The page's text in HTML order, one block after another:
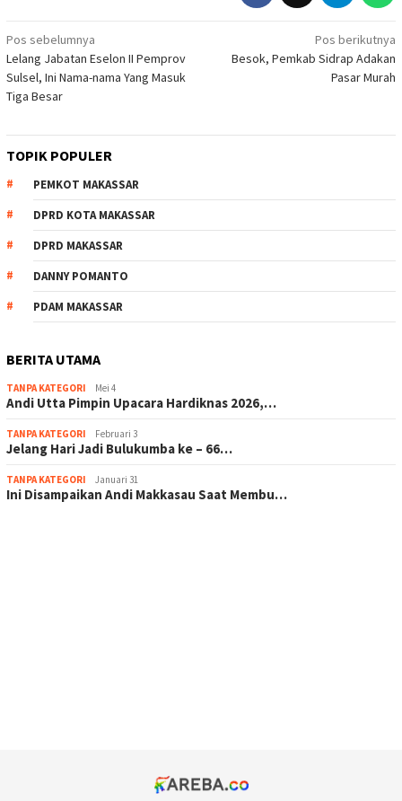
Navigasi
pos
Pos sebelumnya
Lelang Jabatan Eselon II Pemprov
Sulsel, Ini Nama-nama Yang Masuk
Tiga Besar
Pos berikutnya
Besok, Pemkab Sidrap Adakan
Pasar Murah
TOPIK POPULER
PEMKOT MAKASSAR
DPRD KOTA MAKASSAR
DPRD MAKASSAR
DANNY POMANTO
PDAM MAKASSAR
BERITA UTAMA
TANPA KATEGORI Mei 4
Andi Utta Pimpin Upacara Hardiknas 2026,…
TANPA KATEGORI Februari 3
Jelang Hari Jadi Bulukumba ke – 66…
TANPA KATEGORI Januari 31
Ini Disampaikan Andi Makkasau Saat Membu…